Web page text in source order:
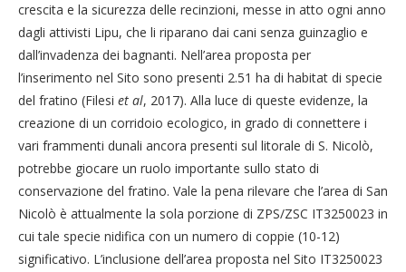
crescita e la sicurezza delle recinzioni, messe in atto ogni anno
dagli attivisti Lipu, che li riparano dai cani senza guinzaglio e
dall’invadenza dei bagnanti. Nell’area proposta per
l’inserimento nel Sito sono presenti 2.51 ha di habitat di specie
del fratino (Filesi et al, 2017). Alla luce di queste evidenze, la
creazione di un corridoio ecologico, in grado di connettere i
vari frammenti dunali ancora presenti sul litorale di S. Nicolò,
potrebbe giocare un ruolo importante sullo stato di
conservazione del fratino. Vale la pena rilevare che l’area di San
Nicolò è attualmente la sola porzione di ZPS/ZSC IT3250023 in
cui tale specie nidifica con un numero di coppie (10-12)
significativo. L’inclusione dell’area proposta nel Sito IT3250023